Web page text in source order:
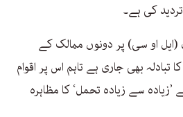
کی ہے۔
(ایل او سی) پر دونوں ممالک کے
تبادلہ بھی جاری ہے تاہم اس پر اقوام
سے زیادہ تحمل‘ کا مظاہرہ